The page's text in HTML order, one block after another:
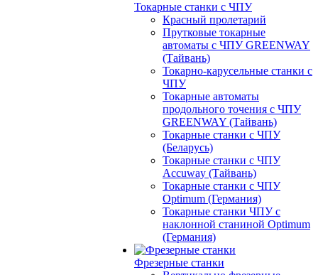
Токарные станки с ЧПУ
Красный пролетарий
Прутковые токарные
автоматы с ЧПУ GREENWAY
(Тайвань)
Токарно-карусельные станки с
ЧПУ
Токарные автоматы
продольного точения с ЧПУ
GREENWAY (Тайвань)
Токарные станки с ЧПУ
(Беларусь)
Токарные станки с ЧПУ
Accuway (Тайвань)
Токарные станки с ЧПУ
Optimum (Германия)
Токарные станки ЧПУ с
наклонной станиной Optimum
(Германия)
Фрезерные станки